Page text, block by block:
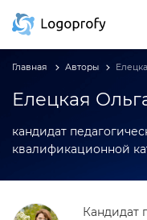
Елецкая
кандидат
квалификационной
Главная Авторы
Кандидат